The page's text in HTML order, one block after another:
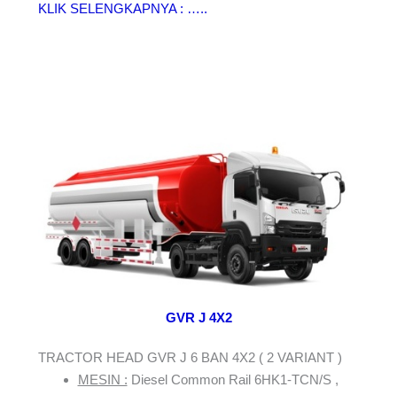
KLIK SELENGKAPNYA : …..
GVR J 4X2
TRACTOR HEAD GVR J 6 BAN 4X2 ( 2 VARIANT )
MESIN : Diesel Common Rail 6HK1-TCN/S ,